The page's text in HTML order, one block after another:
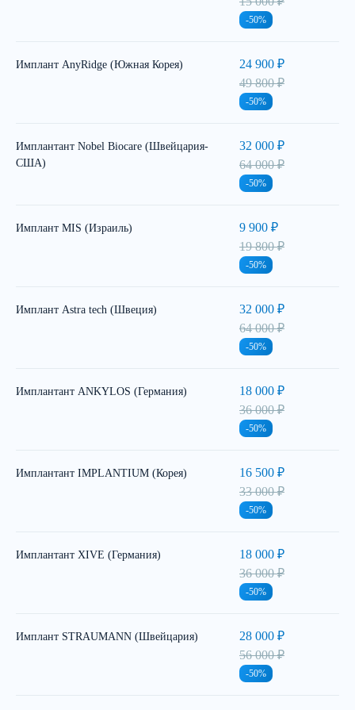
-50%
Имплант AnyRidge (Южная Корея)
24 900 ₽
49 800 ₽
-50%
Имплантант Nobel Biocare (Швейцария-
США)
32 000 ₽
64 000 ₽
-50%
Имплант MIS (Израиль)
9 900 ₽
19 800 ₽
-50%
Имплант Astra tech (Швеция)
32 000 ₽
64 000 ₽
-50%
Имплантант ANKYLOS (Германия)
18 000 ₽
36 000 ₽
-50%
Имплантант IMPLANTIUM (Корея)
16 500 ₽
33 000 ₽
-50%
Имплантант XIVE (Германия)
18 000 ₽
36 000 ₽
-50%
Имплант STRAUMANN (Швейцария)
28 000 ₽
56 000 ₽
-50%